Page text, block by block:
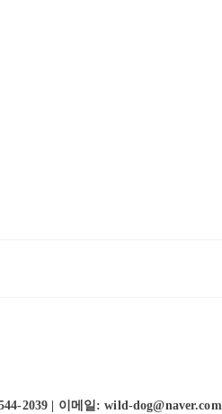
2039 | 이메일: wild-dog@naver.com